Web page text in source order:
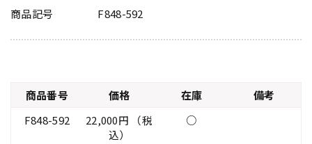
商品記号 F848-592
商品番号 価格 在庫
備考
F848-592
22,000円 （税
込）
○